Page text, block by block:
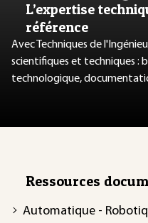
L’expertise
référence
Avec Techniques de
scientifiques et techniques :
technologique,
Ressources
Automatique -